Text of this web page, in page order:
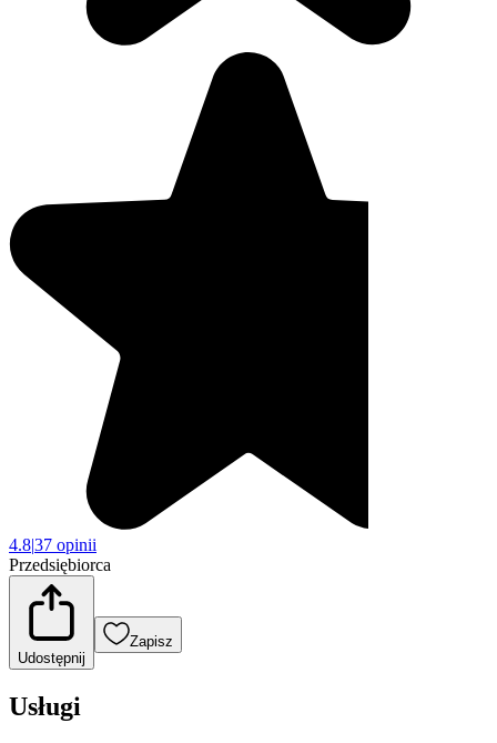
4.8|37 opinii
Przedsiębiorca
Udostępnij
Zapisz
Usługi